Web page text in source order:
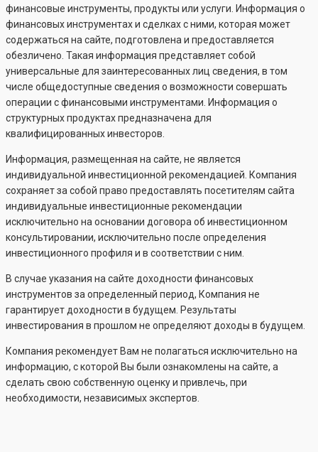
финансовые инструменты, продукты или услуги. Информация о
финансовых инструментах и сделках с ними, которая может
содержаться на сайте, подготовлена и предоставляется
обезличено. Такая информация представляет собой
универсальные для заинтересованных лиц сведения, в том
числе общедоступные сведения о возможности совершать
операции с финансовыми инструментами. Информация о
структурных продуктах предназначена для
квалифицированных инвесторов.
Информация, размещенная на сайте, не является
индивидуальной инвестиционной рекомендацией. Компания
сохраняет за собой право предоставлять посетителям сайта
индивидуальные инвестиционные рекомендации
исключительно на основании договора об инвестиционном
консультировании, исключительно после определения
инвестиционного профиля и в соответствии с ним.
В случае указания на сайте доходности финансовых
инструментов за определенный период, Компания не
гарантирует доходности в будущем. Результаты
инвестирования в прошлом не определяют доходы в будущем.
Компания рекомендует Вам не полагаться исключительно на
информацию, с которой Вы были ознакомлены на сайте, а
сделать свою собственную оценку и привлечь, при
необходимости, независимых экспертов.